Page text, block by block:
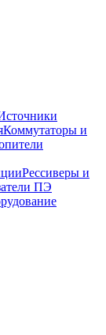
Коммутаторы и
Рессиверы и
ПЭ